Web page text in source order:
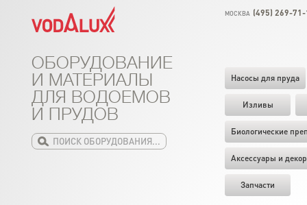
МОСКВА (495) 269-
Насосы для пруда
Изливы
Биологические
Аксессуары и декор
Запчасти
ОБОРУДОВАНИЕ
И МАТЕРИАЛЫ
ДЛЯ ВОДОЕМОВ
И ПРУДОВ